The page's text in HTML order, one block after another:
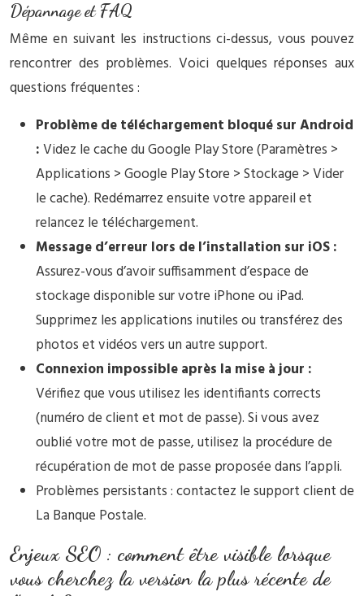
Dépannage et FAQ
Même en suivant les instructions ci-dessus, vous pouvez
rencontrer des problèmes. Voici quelques réponses aux
questions fréquentes :
Problème de téléchargement bloqué sur Android
:Videz le cache du Google Play Store (Paramètres >
Applications > Google Play Store > Stockage > Vider
le cache). Redémarrez ensuite votre appareil et
relancez le téléchargement.
Message d’erreur lors de l’installation sur iOS :
Assurez-vous d’avoir suffisamment d’espace de
stockage disponible sur votre iPhone ou iPad.
Supprimez les applications inutiles ou transférez des
photos et vidéos vers un autre support.
Connexion impossible après la mise à jour :
Vérifiez que vous utilisez les identifiants corrects
(numéro de client et mot de passe). Si vous avez
oublié votre mot de passe, utilisez la procédure de
récupération de mot de passe proposée dans l’appli.
Problèmes persistants : contactez le support client de
La Banque Postale.
Enjeux SEO : comment être visible lorsque
vous cherchez la version la plus récente de